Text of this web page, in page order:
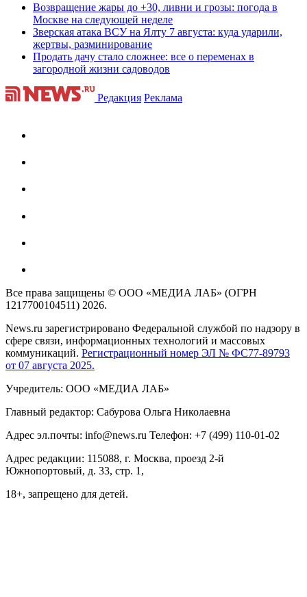
Возвращение жары до +30, ливни и грозы: погода в
Москве на следующей неделе
Зверская атака ВСУ на Ялту 7 августа: куда ударили,
жертвы, разминирование
Продать дачу стало сложнее: все о переменах в
загородной жизни садоводов
Редакция Реклама
Все права защищены © ООО «МЕДИА ЛАБ» (ОГРН
1217700104511) 2026.
News.ru зарегистрировано Федеральной службой по надзору в
сфере связи, информационных технологий и массовых
коммуникаций. Регистрационный номер ЭЛ № ФС77-89793
от 07 августа 2025.
Учредитель: ООО «МЕДИА ЛАБ»
Главный редактор: Сабурова Ольга Николаевна
Адрес эл.почты: info@news.ru Телефон: +7 (499) 110-01-02
Адрес редакции: 115088, г. Москва, проезд 2-й
Южнопортовый, д. 33, стр. 1,
18+, запрещено для детей.